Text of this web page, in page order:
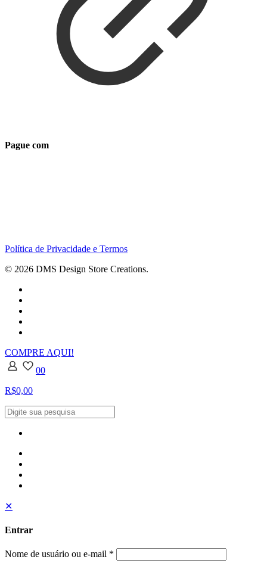
Pague com
Política de Privacidade e Termos
© 2026 DMS Design Store Creations.
COMPRE AQUI!
00
R$0,00
✕
Entrar
Nome de usuário ou e-mail *